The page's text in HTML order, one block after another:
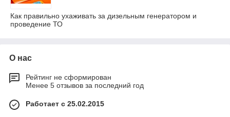
Как правильно ухаживать за дизельным генератором и
проведение ТО
О нас
Рейтинг не сформирован
Менее 5 отзывов за последний год
Работает с 25.02.2015